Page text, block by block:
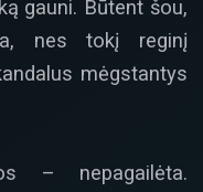
gauni. Būtent šou,
nes tokį reginį
mėgstantys
– nepagailėta.